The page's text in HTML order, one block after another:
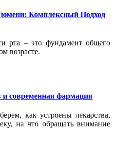
Комплексный Подход
рта – это фундамент общего
возрасте.
и современная фармация
как устроены лекарства,
на что обращать внимание